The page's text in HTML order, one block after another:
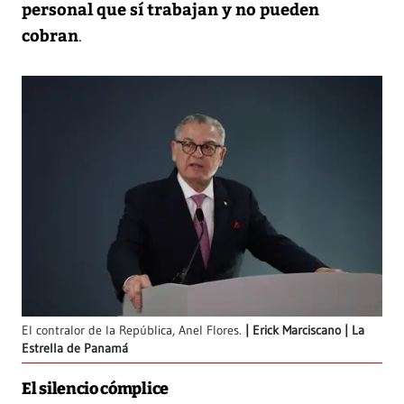
personal que sí trabajan y no pueden
cobran.
El contralor de la República, Anel Flores.
Erick Marciscano | La
Estrella de Panamá
El silencio cómplice